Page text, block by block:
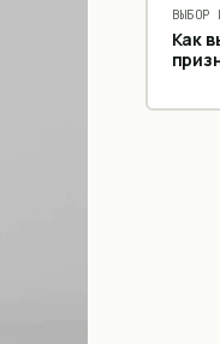
ВЫБОР
Как